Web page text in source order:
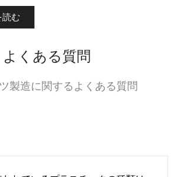
読む
よくある質問
製造に関するよくある質問